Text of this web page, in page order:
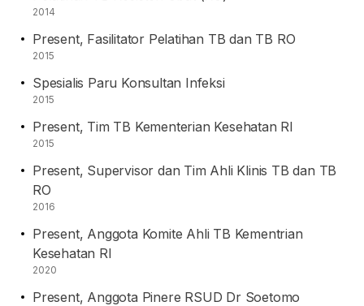
2014
Present, Fasilitator Pelatihan TB dan TB RO
2015
Spesialis Paru Konsultan Infeksi
2015
Present, Tim TB Kementerian Kesehatan RI
2015
Present, Supervisor dan Tim Ahli Klinis TB dan TB
RO
2016
Present, Anggota Komite Ahli TB Kementrian
Kesehatan RI
2020
Present, Anggota Pinere RSUD Dr Soetomo